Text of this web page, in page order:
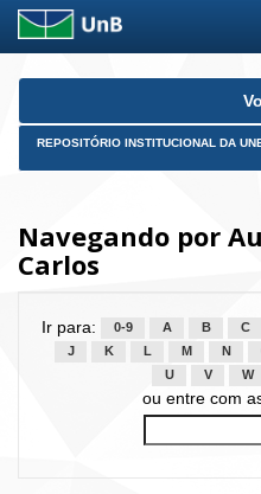
Skip
REPOSITÓRIO INSTITUCIONAL DA
Navegando por
Carlos
Ir para: 0-9 A B C
J
K L M N
U
V W
ou entre com